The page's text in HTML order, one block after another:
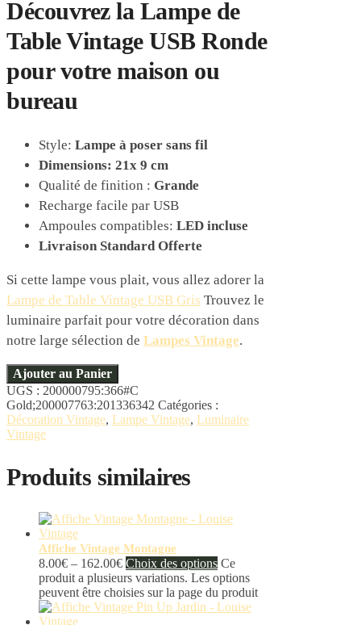
Découvrez la Lampe de
Table Vintage USB Ronde
pour votre maison ou
bureau
Style: Lampe à poser sans fil
Dimensions: 21x 9 cm
Qualité de finition : Grande
Recharge facile par USB
Ampoules compatibles: LED incluse
Livraison Standard Offerte
Si cette lampe vous plait, vous allez adorer la
Lampe de Table Vintage USB Gris Trouvez le
luminaire parfait pour votre décoration dans
notre large sélection de Lampes Vintage.
Ajouter au Panier
UGS : 200000795:366#C
Gold;200007763:201336342 Catégories :
Décoration Vintage, Lampe Vintage, Luminaire
Vintage
Produits similaires
Affiche Vintage Montagne
8.00€ – 162.00€ Choix des options Ce
produit a plusieurs variations. Les options
peuvent être choisies sur la page du produit